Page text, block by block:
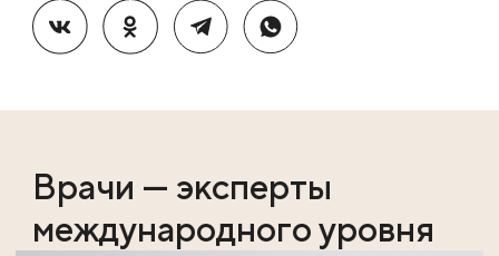
Врачи — эксперты
международного уровня